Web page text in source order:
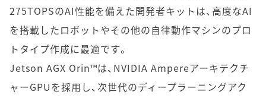
275TOPSのAI性能を備えた開発者キットは、高度なAI
を搭載したロボットやその他の自律動作マシンのプロ
トタイプ作成に最適です。
Jetson AGX Orin™は、NVIDIA Ampereアーキテクチ
ャーGPUを採用し、次世代のディープラーニングアク